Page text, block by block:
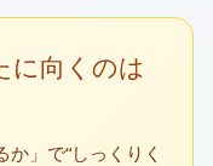
に向くのは
」で“しっくりく